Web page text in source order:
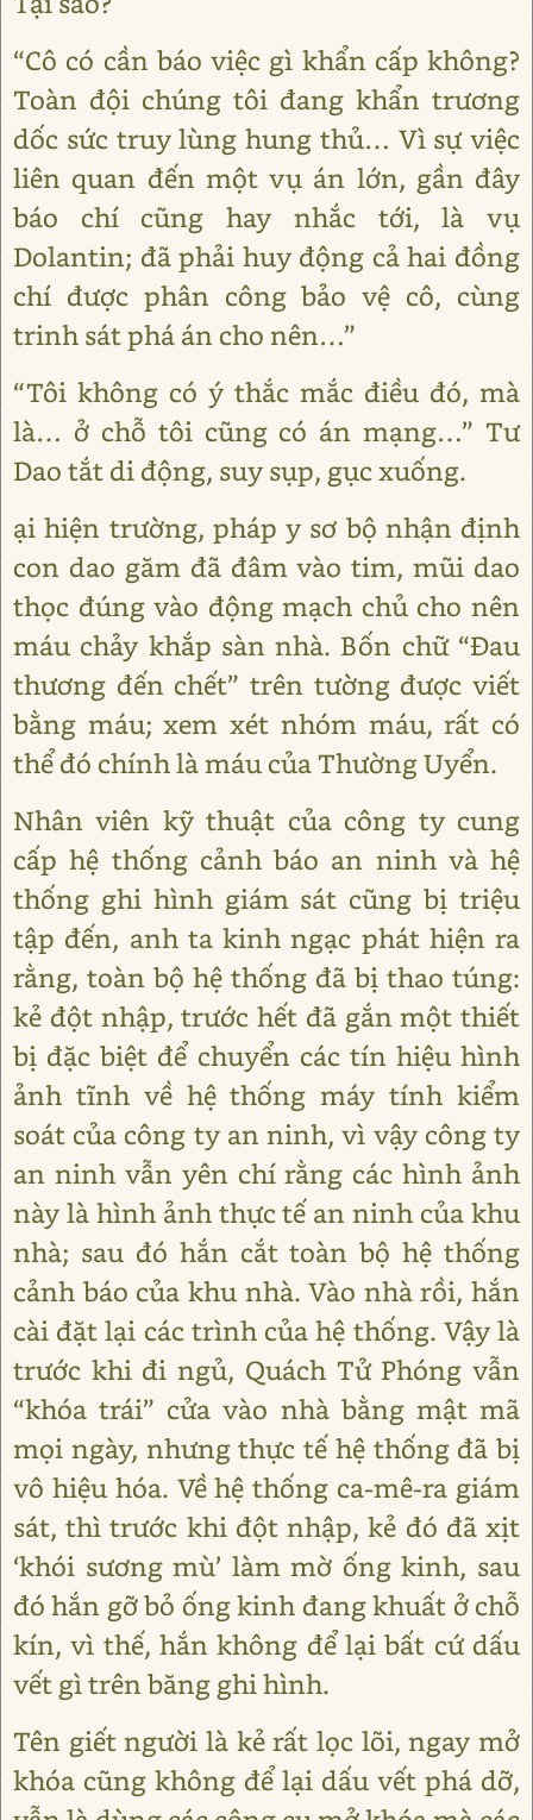
“Cô có cần báo việc gì khẩn cấp không?
Toàn đội chúng tôi đang khẩn trương
dốc sức truy lùng hung thủ… Vì sự việc
liên quan đến một vụ án lớn, gần đây
báo chí cũng hay nhắc tới, là vụ
Dolantin; đã phải huy động cả hai đồng
chí được phân công bảo vệ cô, cùng
trinh sát phá án cho nên…”
“Tôi không có ý thắc mắc điều đó, mà
là… ở chỗ tôi cũng có án mạng…” Tư
Dao tắt di động, suy sụp, gục xuống.
ại hiện trường, pháp y sơ bộ nhận định
con dao găm đã đâm vào tim, mũi dao
thọc đúng vào động mạch chủ cho nên
máu chảy khắp sàn nhà. Bốn chữ “Đau
thương đến chết” trên tường được viết
bằng máu; xem xét nhóm máu, rất có
thể đó chính là máu của Thường Uyển.
Nhân viên kỹ thuật của công ty cung
cấp hệ thống cảnh báo an ninh và hệ
thống ghi hình giám sát cũng bị triệu
tập đến, anh ta kinh ngạc phát hiện ra
rằng, toàn bộ hệ thống đã bị thao túng:
kẻ đột nhập, trước hết đã gắn một thiết
bị đặc biệt để chuyển các tín hiệu hình
ảnh tĩnh về hệ thống máy tính kiểm
soát của công ty an ninh, vì vậy công ty
an ninh vẫn yên chí rằng các hình ảnh
này là hình ảnh thực tế an ninh của khu
nhà; sau đó hắn cắt toàn bộ hệ thống
cảnh báo của khu nhà. Vào nhà rồi, hắn
cài đặt lại các trình của hệ thống. Vậy là
trước khi đi ngủ, Quách Tử Phóng vẫn
“khóa trái” cửa vào nhà bằng mật mã
mọi ngày, nhưng thực tế hệ thống đã bị
vô hiệu hóa. Về hệ thống ca-mê-ra giám
sát, thì trước khi đột nhập, kẻ đó đã xịt
‘khói sương mù’ làm mờ ống kinh, sau
đó hắn gỡ bỏ ống kinh đang khuất ở chỗ
kín, vì thế, hắn không để lại bất cứ dấu
vết gì trên băng ghi hình.
Tên giết người là kẻ rất lọc lõi, ngay mở
khóa cũng không để lại dấu vết phá dỡ,